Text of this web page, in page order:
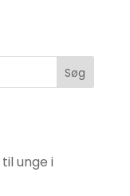
unge i